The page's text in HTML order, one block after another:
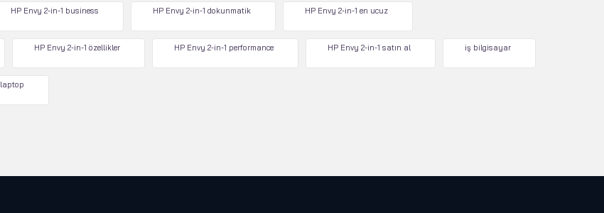
HP Envy 2-in-1 business HP Envy 2-in-1 dokunmatik HP Envy 2-in-1 en ucuz
HP Envy 2-in-1 özellikler HP Envy 2-in-1 performance HP Envy 2-in-1 satın al iş bilgisayar
laptop